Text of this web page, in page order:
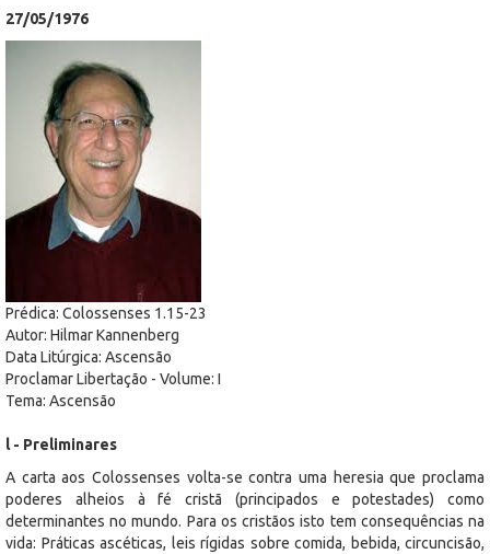
27/05/1976
Prédica: Colossenses 1.15-23
Autor: Hilmar Kannenberg
Data Litúrgica: Ascensão
Proclamar Libertação - Volume: I
Tema: Ascensão
l - Preliminares
A carta aos Colossenses volta-se contra uma heresia que proclama
poderes alheios à fé cristã (principados e potestades) como
determinantes no mundo. Para os cristãos isto tem consequências na
vida: Práticas ascéticas, leis rígidas sobre comida, bebida, circuncisão,